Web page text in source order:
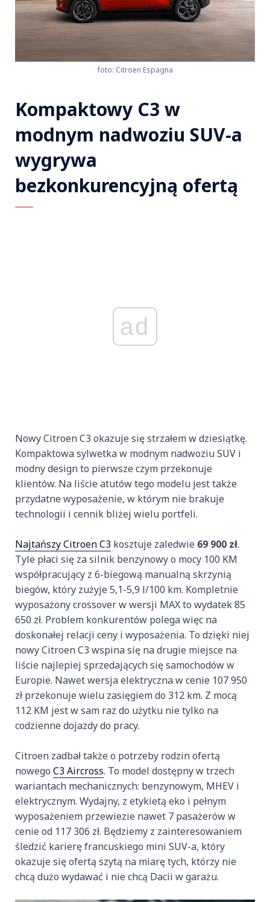
foto: Citroen Espagna
Kompaktowy C3 w
modnym nadwoziu SUV-a
wygrywa
bezkonkurencyjną ofertą
ad
Nowy Citroen C3 okazuje się strzałem w dziesiątkę.
Kompaktowa sylwetka w modnym nadwoziu SUV i
modny design to pierwsze czym przekonuje
klientów. Na liście atutów tego modelu jest także
przydatne wyposażenie, w którym nie brakuje
technologii i cennik bliżej wielu portfeli.
Najtańszy Citroen C3 kosztuje zaledwie 69 900 zł.
Tyle płaci się za silnik benzynowy o mocy 100 KM
współpracujący z 6-biegową manualną skrzynią
biegów, który zużyje 5,1-5,9 l/100 km. Kompletnie
wyposażony crossover w wersji MAX to wydatek 85
650 zł. Problem konkurentów polega więc na
doskonałej relacji ceny i wyposażenia. To dzięki niej
nowy Citroen C3 wspina się na drugie miejsce na
liście najlepiej sprzedających się samochodów w
Europie. Nawet wersja elektryczna w cenie 107 950
zł przekonuje wielu zasięgiem do 312 km. Z mocą
112 KM jest w sam raz do użytku nie tylko na
codzienne dojazdy do pracy.
Citroen zadbał także o potrzeby rodzin ofertą
nowego C3 Aircross. To model dostępny w trzech
wariantach mechanicznych: benzynowym, MHEV i
elektrycznym. Wydajny, z etykietą eko i pełnym
wyposażeniem przewiezie nawet 7 pasażerów w
cenie od 117 306 zł. Będziemy z zainteresowaniem
śledzić karierę francuskiego mini SUV-a, który
okazuje się ofertą szytą na miarę tych, którzy nie
chcą dużo wydawać i nie chcą Dacii w garażu.